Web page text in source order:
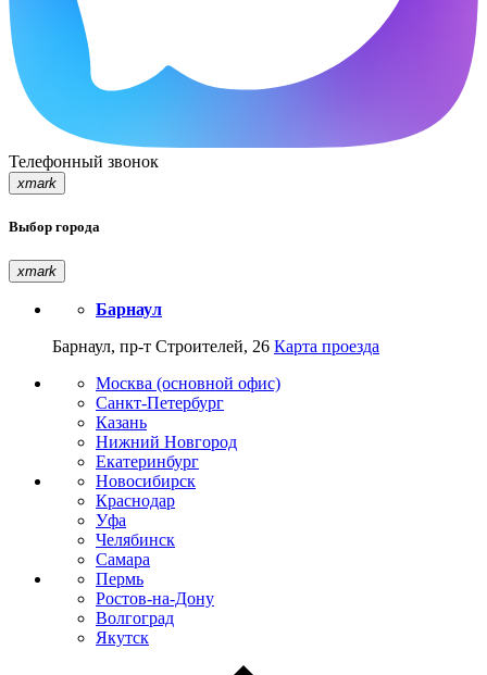
Телефонный звонок
xmark
Выбор города
xmark
Барнаул
Барнаул, пр-т Строителей, 26 Карта проезда
Москва (основной офис)
Санкт-Петербург
Казань
Нижний Новгород
Екатеринбург
Новосибирск
Краснодар
Уфа
Челябинск
Самара
Пермь
Ростов-на-Дону
Волгоград
Якутск